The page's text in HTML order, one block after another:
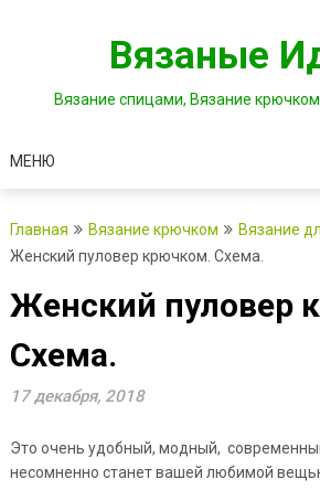
Вязаные
Вязание спицами, Вязание
МЕНЮ
Главная Вязание крючком
Вязание
Женский пуловер крючком. Схема.
Женский пуловер
Схема.
17 декабря, 2018
Это очень удобный, модный,
несомненно станет вашей любимой